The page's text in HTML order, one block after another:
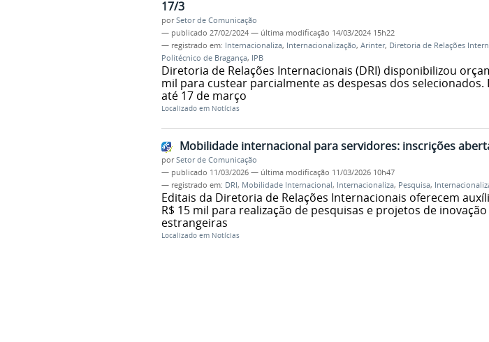
17/3
porSetor de Comunicação
— publicado 27/02/2024 — última modificação 14/03/2024 15h22
— registrado em: Internacionaliza, Internacionalização, Arinter, Diretoria de Relações
Politécnico de Bragança, IPB
Diretoria de Relações Internacionais (DRI) disponibilizou
mil para custear parcialmente as despesas dos selecionados.
até 17 de março
Localizado em Notícias
Mobilidade internacional para servidores: inscrições
porSetor de Comunicação
— publicado 11/03/2026 — última modificação 11/03/2026 10h47
— registrado em: DRI, Mobilidade Internacional, Internacionaliza, Pesquisa,
Editais da Diretoria de Relações Internacionais oferecem
R$ 15 mil para realização de pesquisas e projetos de
estrangeiras
Localizado em Notícias